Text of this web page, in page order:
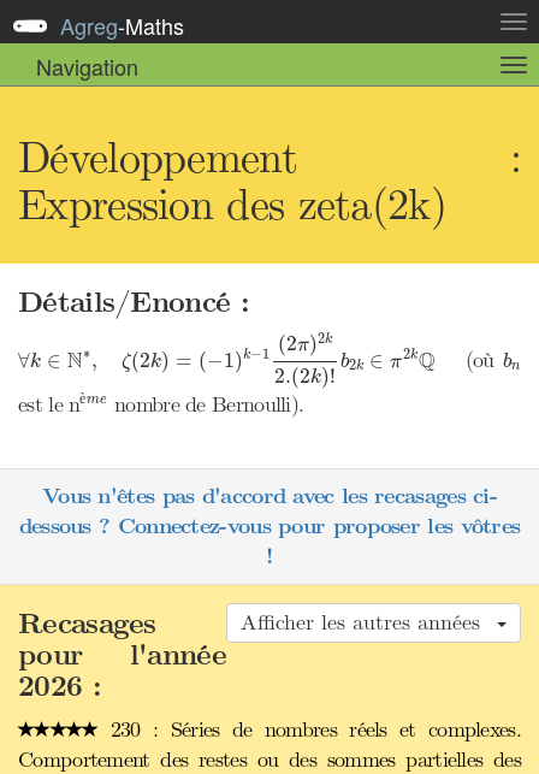
la
Agreg-Maths
Navigation
la
Développement :
Expression des zeta(2k)
Détails/Enoncé :
∀k ∈ N∗, ζ(2k) = (−1)k−1 (2π)2k
2.(2k)!
b2k ∈ π2kQ
2k 2.(2
(oùbn
b
est le nème
èm nombre de Bernoulli).
Vous n'êtes pas d'accord avec les recasages ci-
dessous ? Connectez-vous pour proposer les vôtres
!
Afficher les autres années
Recasages
pour l'année
2026 :
230 : Séries de nombres réels et complexes.
Comportement des restes ou des sommes partielles des